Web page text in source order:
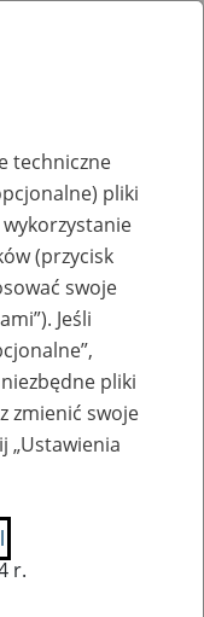
pracy
techniczne
pliki
(przycisk
swoje
Jeśli
pliki
zmienić swoje
„Ustawienia
r.